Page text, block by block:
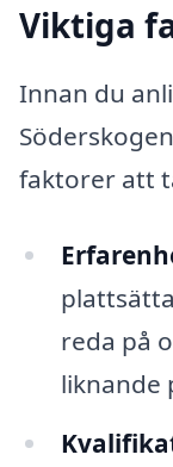
Viktiga
Innan du
faktorer att
reda på
liknande